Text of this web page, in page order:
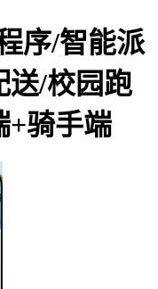
序/智能派
送/校园跑
+骑手端